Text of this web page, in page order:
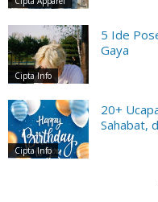
Cipta Info
5 Ide
Gaya
Cipta Info
20+
Sahabat,